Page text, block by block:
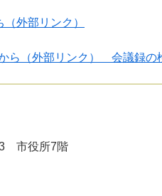
外部リンク）
ら（外部リンク） 会議録の
市役所7階